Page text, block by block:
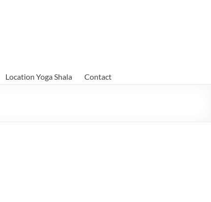
Location Yoga Shala Contact